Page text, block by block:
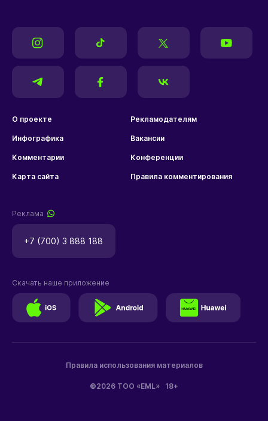
О проекте Рекламодателям
Инфографика Вакансии
Комментарии Конференции
Карта сайта Правила комментирования
Реклама
+7 (700) 3 888 188
©2026 ТОО «EML» 18+
Правила использования материалов
Скачать наше приложение